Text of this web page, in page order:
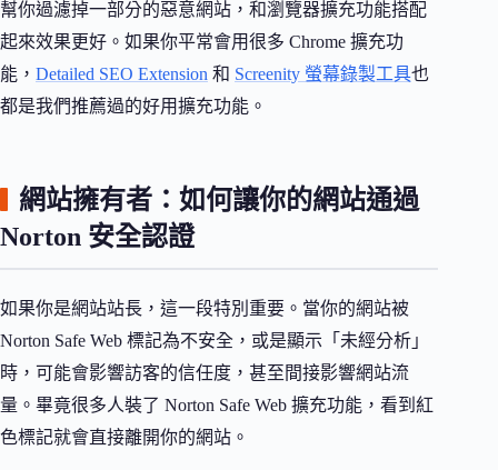
幫你過濾掉一部分的惡意網站，和瀏覽器擴充功能搭配
起來效果更好。如果你平常會用很多 Chrome 擴充功
能， Detailed SEO Extension 和 Screenity 螢幕錄製工具也
都是我們推薦過的好用擴充功能。
網站擁有者：如何讓你的網站通過
Norton 安全認證
如果你是網站站長，這一段特別重要。當你的網站被
Norton Safe Web 標記為不安全，或是顯示「未經分析」
時，可能會影響訪客的信任度，甚至間接影響網站流
量。畢竟很多人裝了 Norton Safe Web 擴充功能，看到紅
色標記就會直接離開你的網站。